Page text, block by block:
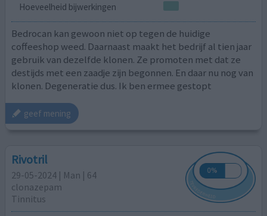
Hoeveelheid bijwerkingen
Bedrocan kan gewoon niet op tegen de huidige
coffeeshop weed. Daarnaast maakt het bedrijf al tien jaar
gebruik van dezelfde klonen. Ze promoten met dat ze
destijds met een zaadje zijn begonnen. En daar nu nog van
klonen. Degeneratie dus. Ik ben ermee gestopt
geef mening
Rivotril
29-05-2024 | Man | 64
clonazepam
Tinnitus